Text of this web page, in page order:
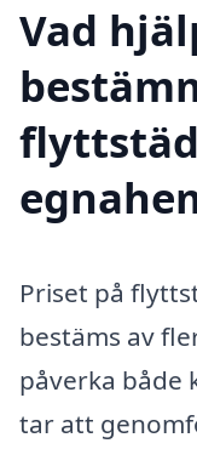
Vad
Priset på
bestäms av
påverka både
tar att